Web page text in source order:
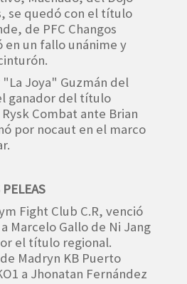
se quedó con el título
de PFC Changos
en un fallo unánime y
Joya" Guzmán del
ganador del título
Combat ante Brian
por nocaut en el marco
Fight Club C.R, venció
Marcelo Gallo de Ni Jang
el título regional.
Madryn KB Puerto
a Jhonatan Fernández